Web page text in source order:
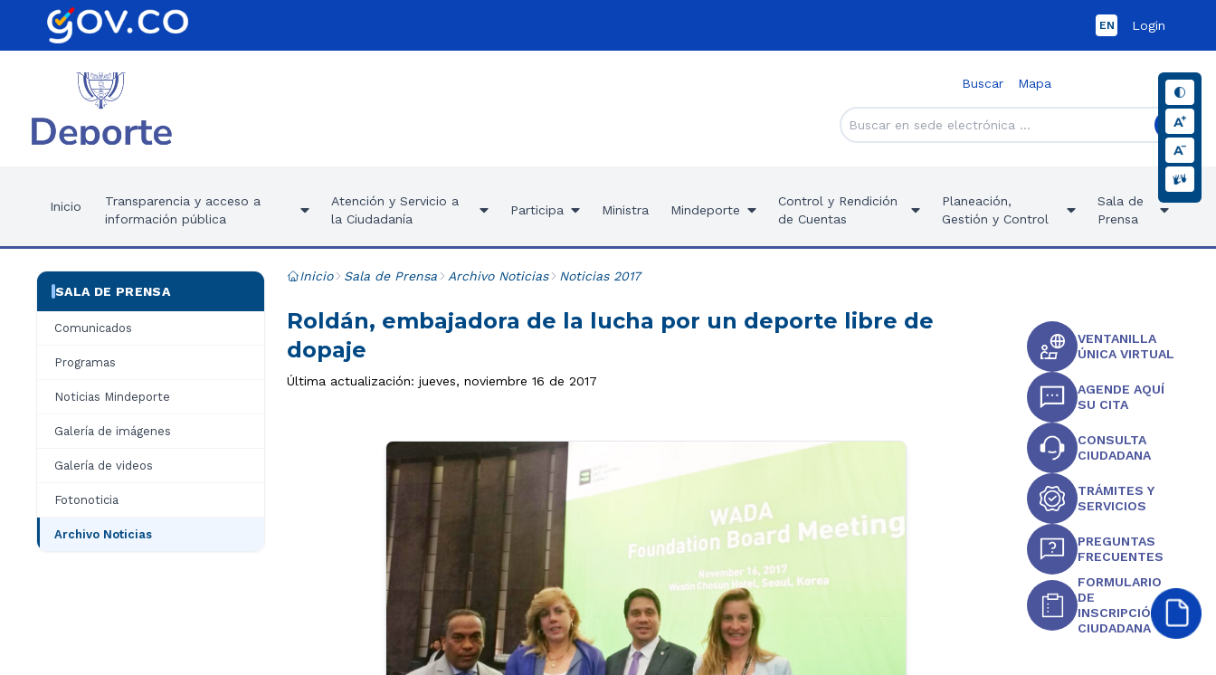
EN Login
Buscar Mapa
Inicio
Transparencia y acceso a
información pública
Atención y Servicio a
la Ciudadanía
Participa Ministra Mindeporte
Control y Rendición
de Cuentas
Planeación,
Gestión y Control
Sala de
Prensa
SALA DE PRENSA
Comunicados
Programas
Noticias Mindeporte
Galería de imágenes
Galería de videos
Fotonoticia
Archivo Noticias
Inicio Sala de Prensa Archivo Noticias Noticias 2017
Roldán, embajadora de la lucha por un deporte libre de
dopaje
Última actualización: jueves, noviembre 16 de 2017
VENTANILLA
ÚNICA VIRTUAL
AGENDE AQUÍ
SU CITA
CONSULTA
CIUDADANA
TRÁMITES Y
SERVICIOS
PREGUNTAS
FRECUENTES
FORMULARIO
DE
INSCRIPCIÓN
CIUDADANA